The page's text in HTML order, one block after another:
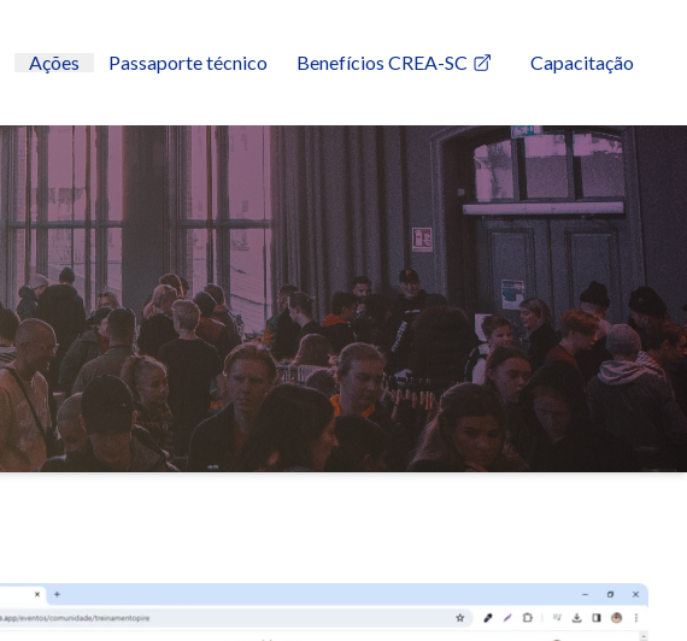
Ações Passaporte técnico Benefícios CREA-SC Capacitação